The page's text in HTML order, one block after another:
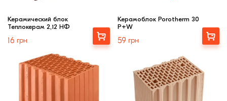
Керамический блок
Теплокерам 2,12 НФ
16 грн
Купити
Керамоблок Porotherm 30
P+W
59 грн
Выбрать